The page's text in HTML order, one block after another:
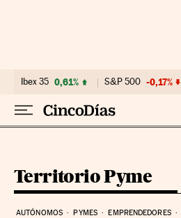
Ibex 35 0,61% S&P 500 -0,17%
Territorio Pyme
AUTÓNOMOS PYMES EMPRENDEDORES